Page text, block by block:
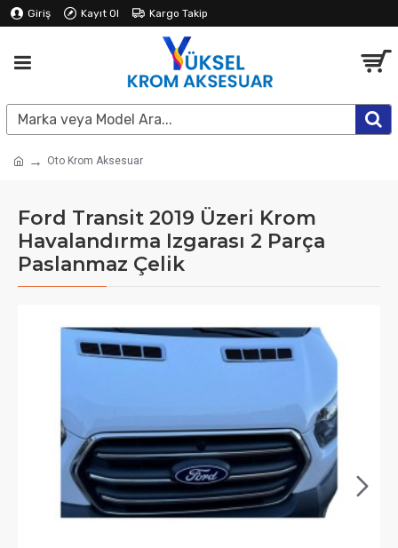
Giriş Kayıt Ol Kargo Takip
Oto Krom Aksesuar
Ford Transit 2019 Üzeri Krom
Havalandırma Izgarası 2 Parça
Paslanmaz Çelik